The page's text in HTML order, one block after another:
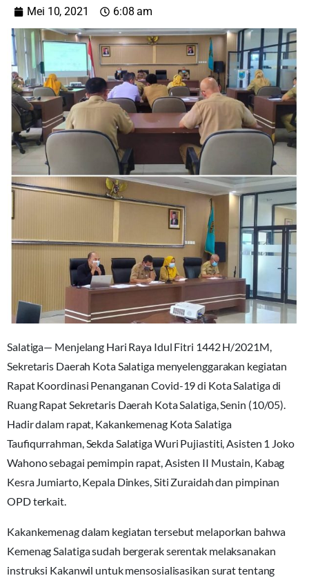
Mei 10, 2021 6:08 am
Salatiga— Menjelang Hari Raya Idul Fitri 1442 H/2021M,
Sekretaris Daerah Kota Salatiga menyelenggarakan kegiatan
Rapat Koordinasi Penanganan Covid-19 di Kota Salatiga di
Ruang Rapat Sekretaris Daerah Kota Salatiga, Senin (10/05).
Hadir dalam rapat, Kakankemenag Kota Salatiga
Taufiqurrahman, Sekda Salatiga Wuri Pujiastiti, Asisten 1 Joko
Wahono sebagai pemimpin rapat, Asisten II Mustain, Kabag
Kesra Jumiarto, Kepala Dinkes, Siti Zuraidah dan pimpinan
OPD terkait.
Kakankemenag dalam kegiatan tersebut melaporkan bahwa
Kemenag Salatiga sudah bergerak serentak melaksanakan
instruksi Kakanwil untuk mensosialisasikan surat tentang